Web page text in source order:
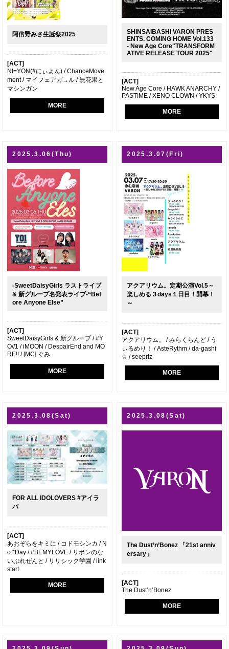
阿倍野みさ生誕祭2025
[ACT]
NI=YON(#にぃよん) / ChanceMove
ment / マイフェアガ→ル / 無花果と
マシンガン
MORE
SHINSAIBASHI VARON PRES
ENTS. COMING HOME Vol.133
- New Age Core"TRANSFORM
ATIVE RELEASE TOUR 2025"
[ACT]
New Age Core / HAWK ANARCHY /
PASTIME / XENO CLOWN / YKYS.
MORE
2025.3.06(Thu)
-SweetDaisyGirls ラストライブ
& 新グループ名発表ライブ-“Bef
ore Anyone Else”
[ACT]
SweetDaisyGirls & 新グループ / #Y
O//1 / iMOON / DespairEnd and MO
RE!! / [MC] ぐみ
MORE
2025.3.07(Fri)
アクアリウム。定期公演Vol.5～
楽しめる３days１日目！開幕！
～
[ACT]
アクアリウム。 / みらくらんど / う
ぃるめり！ / AsteRythm / da-gashi
☆ / seepriz
MORE
2025.3.08(Sat)
FOR ALL IDOLOVERS #アイラ
バ
[ACT]
あおぞらをキミに / コドモシンカ / N
o.*Day / #BEMYLOVE / リボンのな
いぷれぜんと / リリシック学園 / link
start
MORE
2025.3.08(Sat)
The Dust’n’Bonez 「21st anniv
ersary」
[ACT]
The Dust’n’Bonez
MORE